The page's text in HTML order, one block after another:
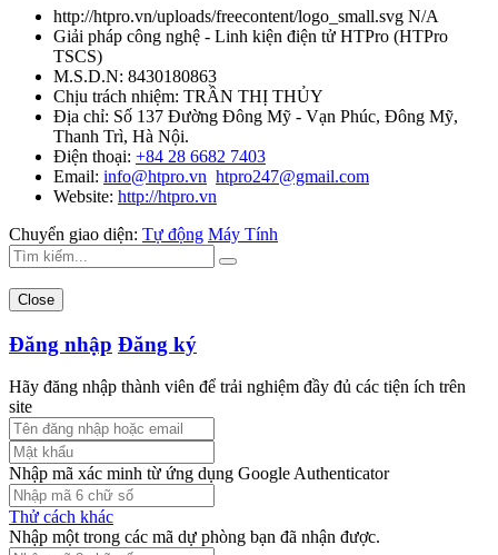
http://htpro.vn/uploads/freecontent/logo_small.svg N/A
Giải pháp công nghệ - Linh kiện điện tử HTPro (HTPro
TSCS)
M.S.D.N: 8430180863
Chịu trách nhiệm: TRẦN THỊ THỦY
Địa chỉ: Số 137 Đường Đông Mỹ - Vạn Phúc, Đông Mỹ,
Thanh Trì, Hà Nội.
Điện thoại: +84 28 6682 7403
Email: info@htpro.vn htpro247@gmail.com
Website: http://htpro.vn
Chuyển giao diện: Tự động Máy Tính
Close
Đăng nhập Đăng ký
Hãy đăng nhập thành viên để trải nghiệm đầy đủ các tiện ích trên
site
Nhập mã xác minh từ ứng dụng Google Authenticator
Thử cách khác
Nhập một trong các mã dự phòng bạn đã nhận được.